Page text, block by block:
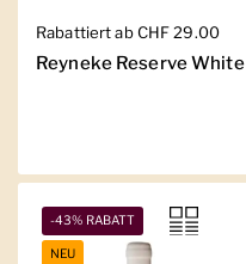
Regulärer Preis
Rabattiert ab CHF 29.00
Reyneke Reserve White
-43% RABATT
NEU